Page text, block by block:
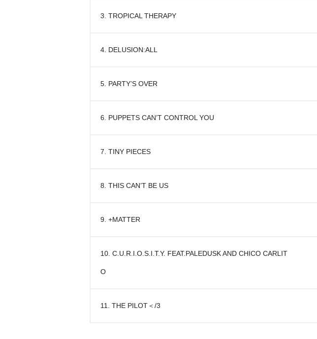
3. TROPICAL THERAPY
4. DELUSION:ALL
5. PARTY’S OVER
6. PUPPETS CAN’T CONTROL YOU
7. TINY PIECES
8. THIS CAN’T BE US
9. +MATTER
10. C.U.R.I.O.S.I.T.Y. FEAT.PALEDUSK AND CHICO CARLIT
O
11. THE PILOT＜/3